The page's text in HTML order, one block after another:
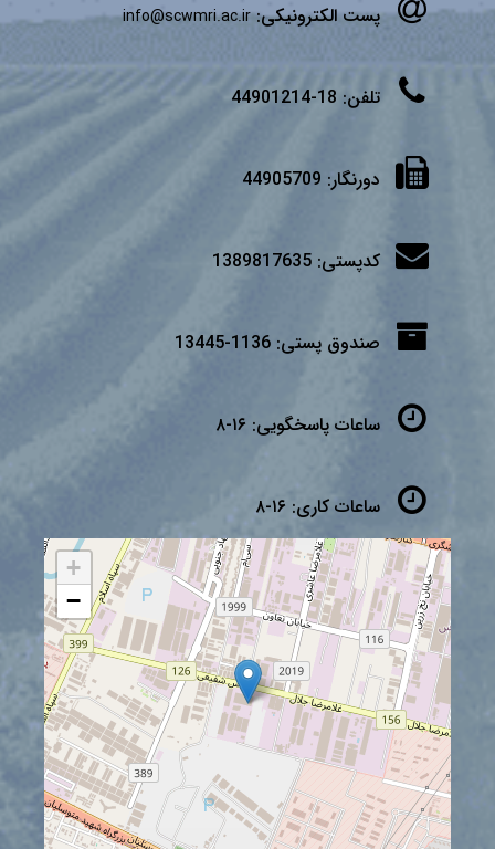
پست الکترونیکی:info@scwmri.ac.ir
تلفن: 18-44901214
دورنگار: 44905709
کدپستی: 1389817635
صندوق پستی: 1136-13445
ساعات پاسخگویی: ۱۶-۸
ساعات کاری: ۱۶-۸
+
−